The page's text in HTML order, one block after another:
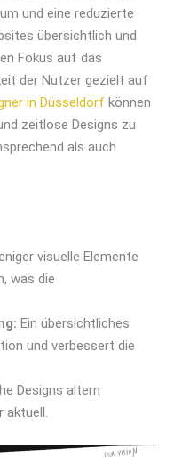
und eine reduzierte
übersichtlich und
Fokus auf das
der Nutzer gezielt auf
in Düsseldorf können
zeitlose Designs zu
als auch
visuelle Elemente
was die
Ein übersichtliches
und verbessert die
Designs altern
aktuell.